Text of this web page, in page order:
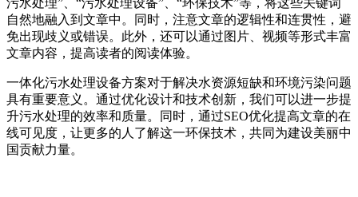
自然地融入到文章中。同时，注意文章的逻辑性和连贯性，避
免出现歧义或错误。此外，还可以通过图片、视频等形式丰富
文章内容，提高读者的阅读体验。
一体化污水处理设备方案对于解决水资源短缺和环境污染问题
具有重要意义。通过优化设计和技术创新，我们可以进一步提
升污水处理的效率和质量。同时，通过SEO优化提高文章的在
线可见度，让更多的人了解这一环保技术，共同为建设美丽中
国贡献力量。